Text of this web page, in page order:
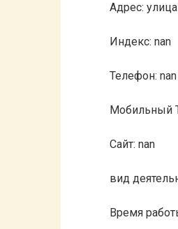
Адрес:
Индекс: nan
Телефон: nan
Мобильный
Сайт: nan
вид
Время